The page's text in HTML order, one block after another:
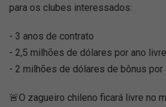
para os clubes interessados:
- 3 anos de contrato
- 2,5 milhões de dólares por ano
- 2 milhões de dólares de bônus por
🚨O zagueiro chileno ficará livre no